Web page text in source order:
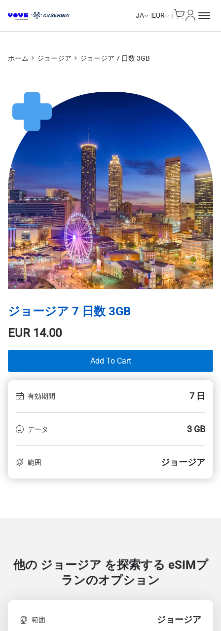
JA EUR
ホーム ジョージア ジョージア 7 日数 3GB
ジョージア 7 日数 3GB
EUR14.00
Add To Cart
有効期間 7 日
データ 3 GB
範囲 ジョージア
他の ジョージア を探索する eSIMプ
ランのオプション
範囲 ジョージア